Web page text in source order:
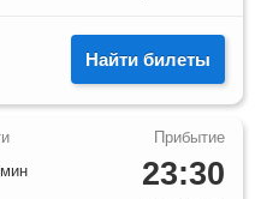
Найти билеты
23:30
мин